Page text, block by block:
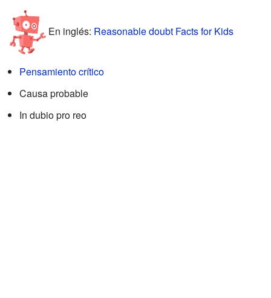
En inglés: Reasonable doubt Facts for Kids
Pensamiento crítico
Causa probable
In dubio pro reo